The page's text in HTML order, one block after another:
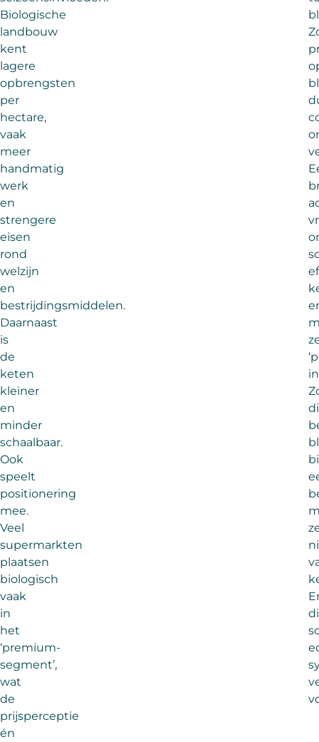
Biologische
landbouw
kent
lagere
opbrengsten
per
hectare,
vaak
meer
handmatig
werk
en
strengere
eisen
rond
welzijn
en
bestrijdingsmiddelen.
Daarnaast
is
de
keten
kleiner
en
minder
schaalbaar.
Ook
speelt
positionering
mee.
Veel
supermarkten
plaatsen
biologisch
vaak
in
het
‘premium-
segment’,
wat
de
prijsperceptie
én